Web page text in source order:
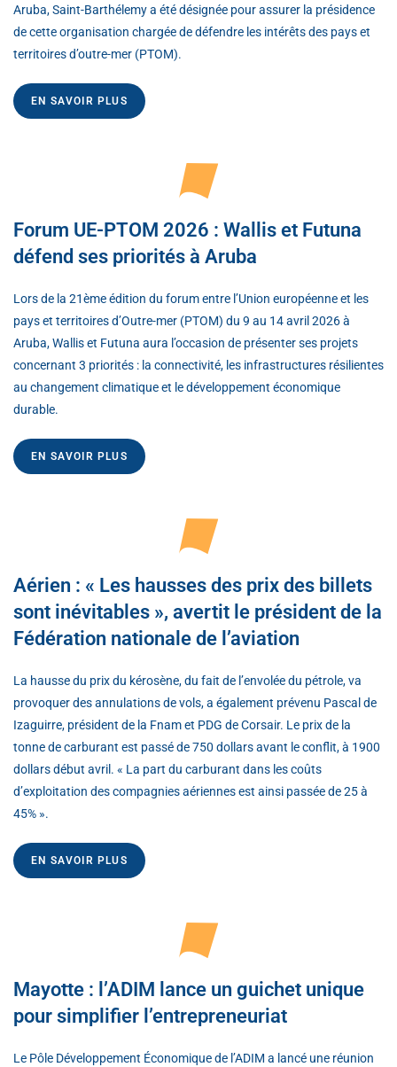
Aruba, Saint-Barthélemy a été désignée pour assurer la présidence
de cette organisation chargée de défendre les intérêts des pays et
territoires d’outre-mer (PTOM).
EN SAVOIR PLUS
Forum UE-PTOM 2026 : Wallis et Futuna
défend ses priorités à Aruba
Lors de la 21ème édition du forum entre l’Union européenne et les
pays et territoires d’Outre-mer (PTOM) du 9 au 14 avril 2026 à
Aruba, Wallis et Futuna aura l’occasion de présenter ses projets
concernant 3 priorités : la connectivité, les infrastructures résilientes
au changement climatique et le développement économique
durable.
EN SAVOIR PLUS
Aérien : « Les hausses des prix des billets
sont inévitables », avertit le président de la
Fédération nationale de l’aviation
La hausse du prix du kérosène, du fait de l’envolée du pétrole, va
provoquer des annulations de vols, a également prévenu Pascal de
Izaguirre, président de la Fnam et PDG de Corsair. Le prix de la
tonne de carburant est passé de 750 dollars avant le conflit, à 1900
dollars début avril. « La part du carburant dans les coûts
d’exploitation des compagnies aériennes est ainsi passée de 25 à
45% ».
EN SAVOIR PLUS
Mayotte : l’ADIM lance un guichet unique
pour simplifier l’entrepreneuriat
Le Pôle Développement Économique de l’ADIM a lancé une réunion